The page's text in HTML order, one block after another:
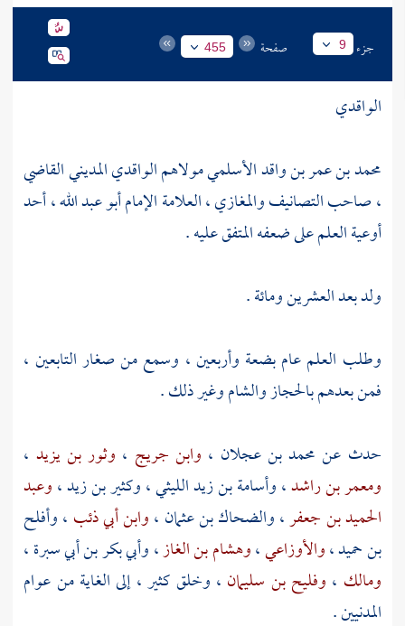
جزء 9 صفحة 455
الواقدي
محمد بن عمر بن واقد الأسلمي مولاهم الواقدي المديني القاضي
، صاحب التصانيف والمغازي ، العلامة الإمام أبو عبد الله ، أحد
أوعية العلم على ضعفه المتفق عليه .
ولد بعد العشرين ومائة .
وطلب العلم عام بضعة وأربعين ، وسمع من صغار التابعين ،
فمن بعدهمبالحجازوالشاموغير ذلك .
حدث عن محمد بن عجلان ، وابن جريج ، وثور بن يزيد ،
ومعمر بن راشد،وأسامة بن زيد الليثي،وكثير بن زيد،وعبد
الحميد بن جعفر،والضحاك بن عثمان ،وابن أبي ذئب ،وأفلح
بن حميد،والأوزاعي،وهشام بن الغاز،وأبي بكر بن أبي سبرة،
ومالك ، وفليح بن سليمان ، وخلق كثير ، إلى الغاية من عوام
المدنيين .